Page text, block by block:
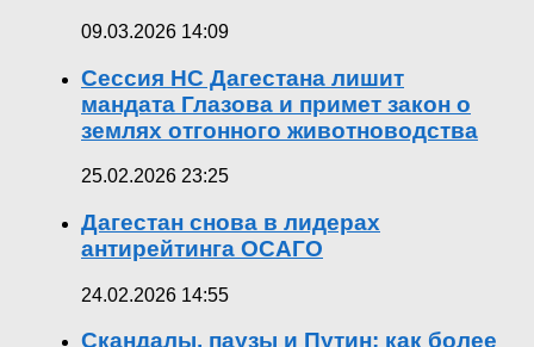
09.03.2026 14:09
Сессия НС Дагестана лишит
мандата Глазова и примет закон о
землях отгонного животноводства
25.02.2026 23:25
Дагестан снова в лидерах
антирейтинга ОСАГО
24.02.2026 14:55
Скандалы, паузы и Путин: как более